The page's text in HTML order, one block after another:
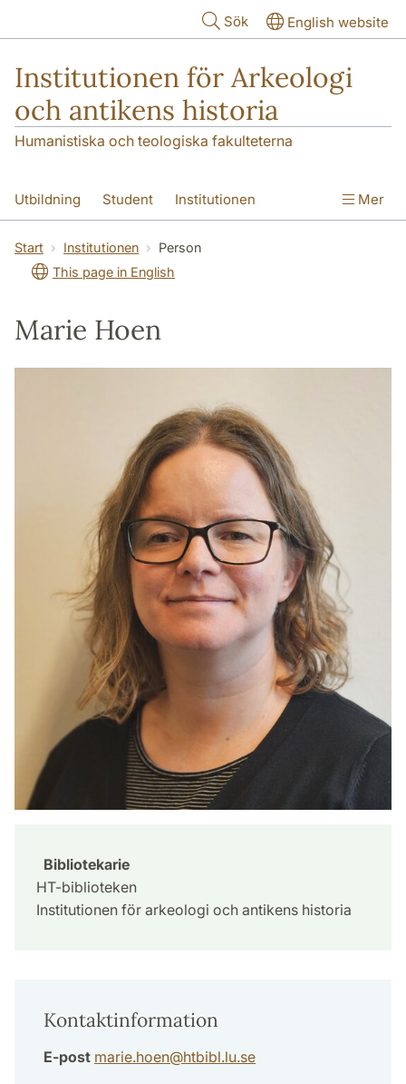
Sök English website
Institutionen för Arkeologi
och antikens historia
Humanistiska och teologiska fakulteterna
Utbildning Student Institutionen
Forskning Kontakt
Mer
Start Institutionen
Person
This page in English
Marie Hoen
Bibliotekarie
HT-biblioteken
Institutionen för arkeologi och antikens historia
Kontaktinformation
E-post marie.hoen@htbibl.lu.se